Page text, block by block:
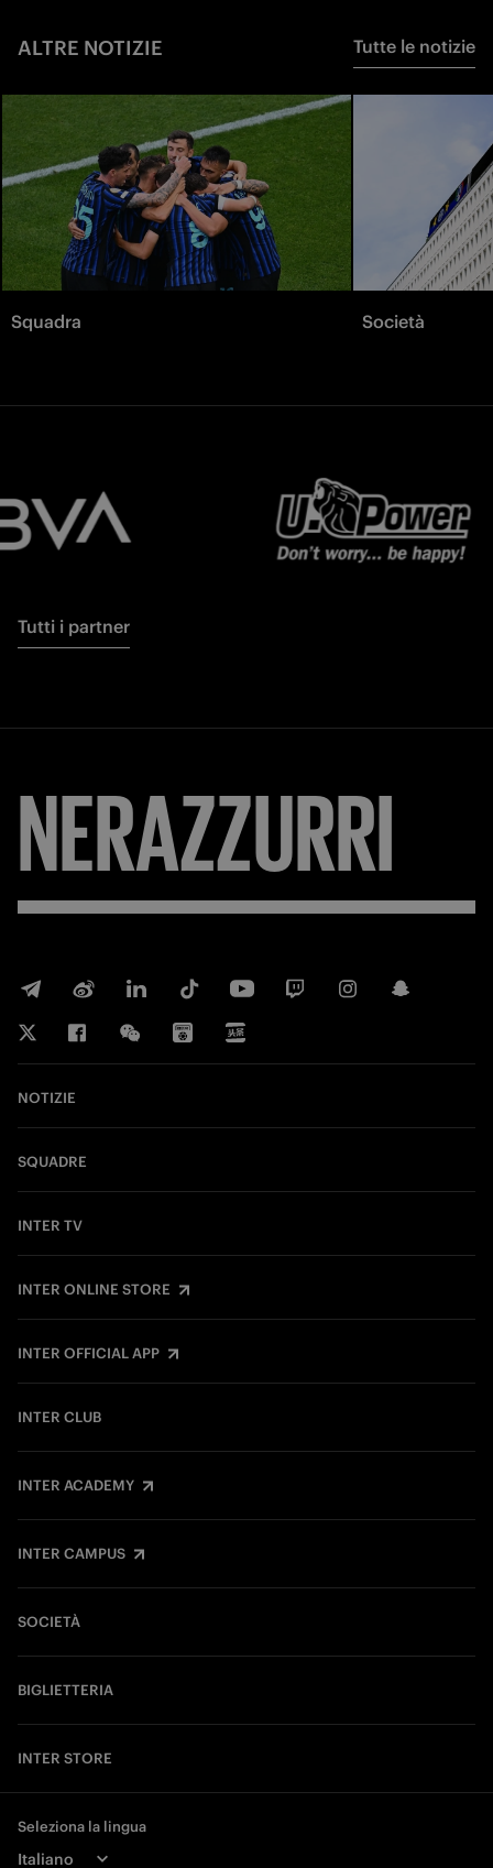
ALTRE NOTIZIE Tutte le notizie
Squadra Società
Tutti i partner
NERAZZURRI
NOTIZIE
SQUADRE
INTER TV
INTER ONLINE STORE
INTER OFFICIAL APP
INTER CLUB
INTER ACADEMY
INTER CAMPUS
SOCIETÀ
BIGLIETTERIA
INTER STORE
Seleziona la lingua